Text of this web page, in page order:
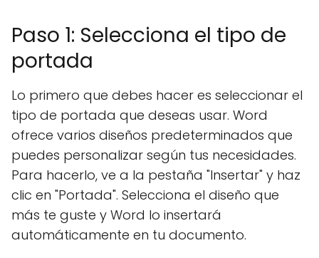
Paso 1: Selecciona el tipo de
portada
Lo primero que debes hacer es seleccionar el
tipo de portada que deseas usar. Word
ofrece varios diseños predeterminados que
puedes personalizar según tus necesidades.
Para hacerlo, ve a la pestaña "Insertar" y haz
clic en "Portada". Selecciona el diseño que
más te guste y Word lo insertará
automáticamente en tu documento.